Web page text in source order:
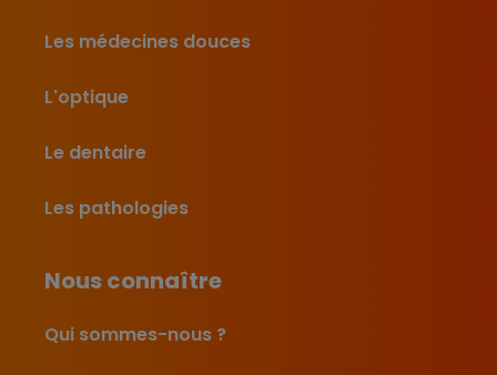
Les médecines douces
L'optique
Le dentaire
Les pathologies
Nous connaître
Qui sommes-nous ?